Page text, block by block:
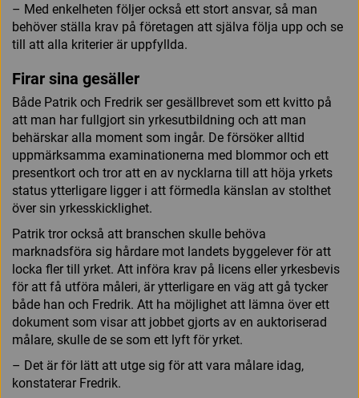
– Med enkelheten följer också ett stort ansvar, så man
behöver ställa krav på företagen att själva följa upp och se
till att alla kriterier är uppfyllda.
Firar sina gesäller
Både Patrik och Fredrik ser gesäll­brevet som ett kvitto på
att man har fullgjort sin yrkesutbildning och att man
behärskar alla moment som ingår. De försöker alltid
uppmärksamma examinationerna med blommor och ett
presentkort och tror att en av nycklarna till att höja yrkets
status ytterligare ligger i att förmedla känslan av stolthet
över sin yrkesskicklighet.
Patrik tror också att branschen skulle behöva
marknadsföra sig hårdare mot landets byggelever för att
locka fler till yrket. Att införa krav på licens eller yrkesbevis
för att få utföra måleri, är ytterligare en väg att gå tycker
både han och Fredrik. Att ha möjlighet att lämna över ett
dokument som visar att jobbet gjorts av en auktoriserad
målare, skulle de se som ett lyft för yrket.
– Det är för lätt att utge sig för att vara målare idag,
konstaterar Fredrik.